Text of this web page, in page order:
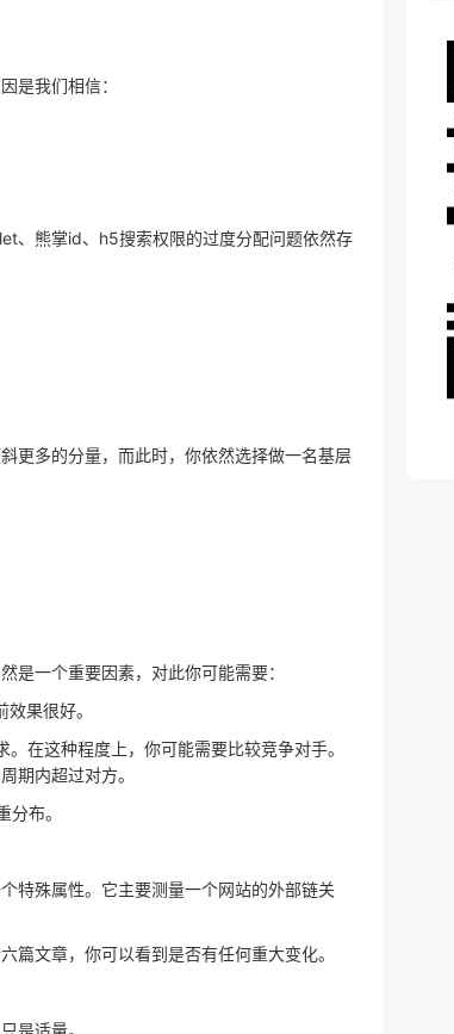
是我们相信：
、熊掌id、h5搜索权限的过度分配问题依然存
更多的分量，而此时，你依然选择做一名基层
是一个重要因素，对此你可能需要：
果很好。
在这种程度上，你可能需要比较竞争对手。
期内超过对方。
布。
特殊属性。它主要测量一个网站的外部链关
篇文章，你可以看到是否有任何重大变化。
是适量。